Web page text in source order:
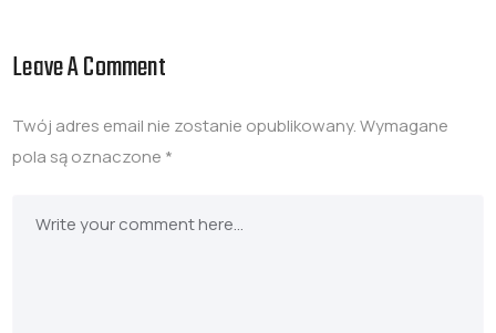
Leave A Comment
Twój adres email nie zostanie opublikowany. Wymagane
pola są oznaczone *